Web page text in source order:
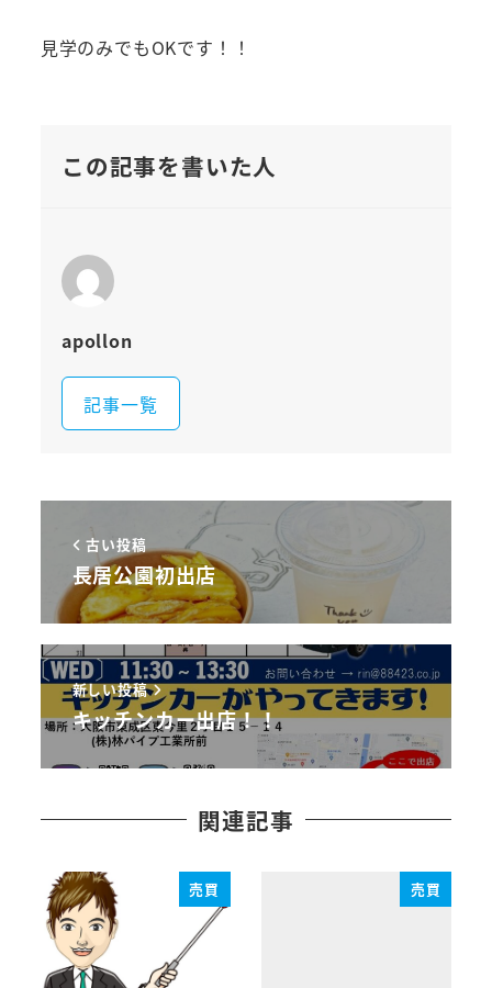
見学のみでもOKです！！
この記事を書いた人
apollon
記事一覧
古い投稿
長居公園初出店
新しい投稿
キッチンカー出店！！
関連記事
売買 売買